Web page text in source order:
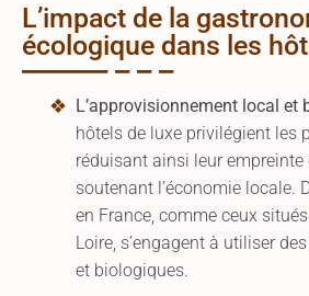
L’impact de la
écologique dans les
L’approvisionnement local et
hôtels de luxe privilégient les
réduisant ainsi leur empreinte
soutenant l’économie locale.
en France, comme ceux
Loire, s’engagent à utiliser
et biologiques.